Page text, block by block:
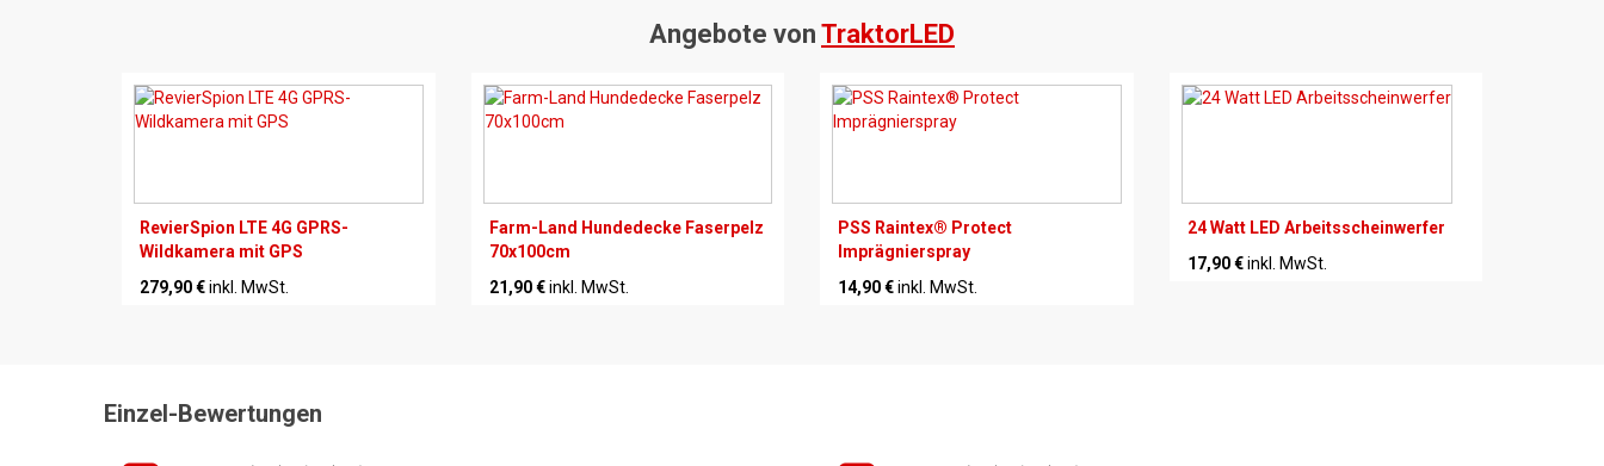
Angebote von TraktorLED
RevierSpion LTE 4G GPRS-
Wildkamera mit GPS
279,90 €inkl. MwSt.
Farm-Land Hundedecke Faserpelz
70x100cm
21,90 € inkl. MwSt.
PSS Raintex® Protect
Imprägnierspray
14,90 €inkl. MwSt.
24 Watt LED Arbeitsscheinwerfer
17,90 € inkl. MwSt.
Einzel-Bewertungen